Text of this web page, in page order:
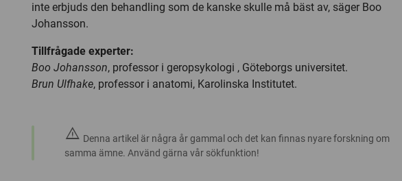
inte erbjuds den behandling som de kanske skulle må bäst av, säger Boo
Johansson.
Tillfrågade experter:
Boo Johansson, professor i geropsykologi , Göteborgs universitet.
Brun Ulfhake, professor i anatomi, Karolinska Institutet.
warning Denna artikel är några år gammal och det kan finnas nyare forskning om
samma ämne. Använd gärna vår sökfunktion!